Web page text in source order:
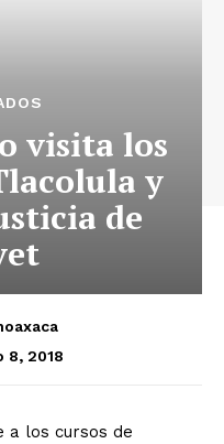
visita los
y
de
8, 2018
a los cursos de